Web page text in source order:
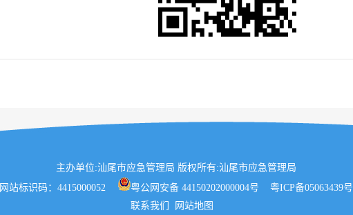
主办单位:汕尾市应急管理局 版权所有:汕尾市应急管理局
网站标识码：4415000052
粤公网安备 44150202000004号
粤ICP备05063439号
联系我们
网站地图